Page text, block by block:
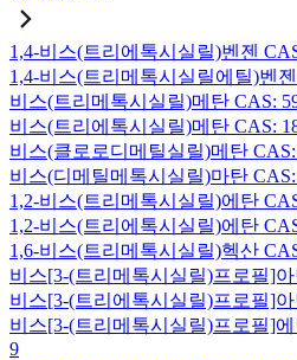
1,4-비스(트리에톡시실릴)벤젠
1,4-비스(트리메톡시실릴에틸)벤
비스(트리메톡시실릴)메탄 CAS:
비스(트리에톡시실릴)메탄 CAS:
비스(클로로디메틸실릴)메탄 CAS:
비스(디메틸메톡시실릴)마탄 CAS:
1,2-비스(트리메톡시실릴)에탄
1,2-비스(트리에톡시실릴)에탄
1,6-비스(트리메톡시실릴)헥산
비스[3-(트리메톡시실릴)프로필]아
비스[3-(트리에톡시실릴)프로필]아
비스[3-(트리메톡시실릴)프로필]
9